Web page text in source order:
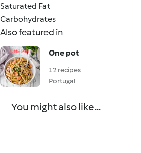
Saturated Fat
Carbohydrates
Also featured in
One pot
12 recipes
Portugal
You might also like...